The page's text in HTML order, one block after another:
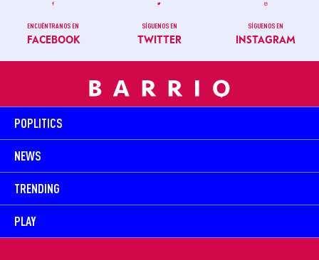
ENCUÉNTRANOS EN
FACEBOOK
SÍGUENOS EN
TWITTER
SÍGUENOS EN
INSTAGRAM
POPLITICS
NEWS
TRENDING
PLAY